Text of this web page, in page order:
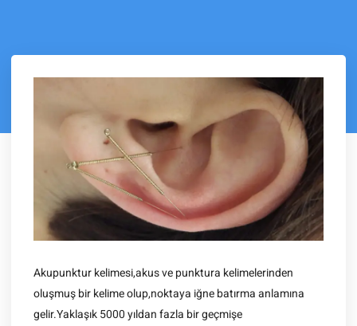
Akupunktur kelimesi,akus ve punktura kelimelerinden
oluşmuş bir kelime olup,noktaya iğne batırma anlamına
gelir.Yaklaşık 5000 yıldan fazla bir geçmişe